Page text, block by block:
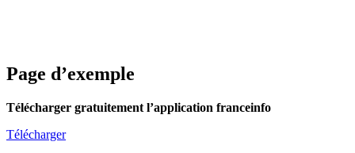
Page d’exemple
Télécharger gratuitement l’application franceinfo
Télécharger